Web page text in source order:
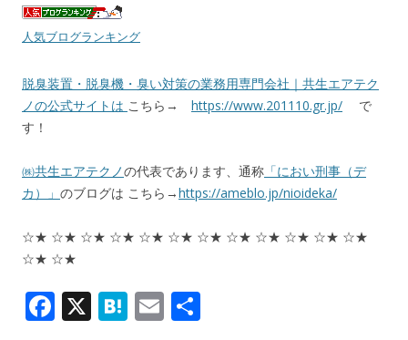
人気ブログランキング
脱臭装置・脱臭機・臭い対策の業務用専門会社｜共生エアテク
ノの公式サイトは こちら→ https://www.201110.gr.jp/ で
す！
㈱共生エアテクノの代表であります、通称 「におい刑事（デ
カ）」 のブログは こちら→https://ameblo.jp/nioideka/
☆★ ☆★ ☆★ ☆★ ☆★ ☆★ ☆★ ☆★ ☆★ ☆★ ☆★ ☆★
☆★ ☆★
F X H E